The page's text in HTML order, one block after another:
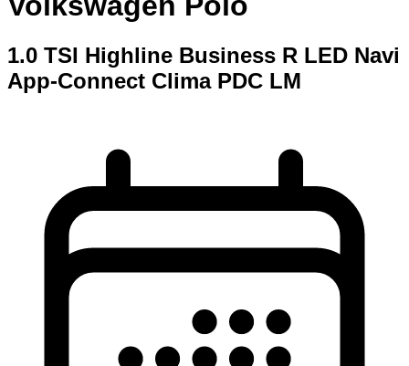
1.0 TSI Highline Business R LED Navi
App-Connect Clima PDC LM